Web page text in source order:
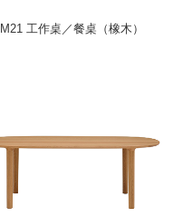
M21 工作桌／餐桌（橡木）